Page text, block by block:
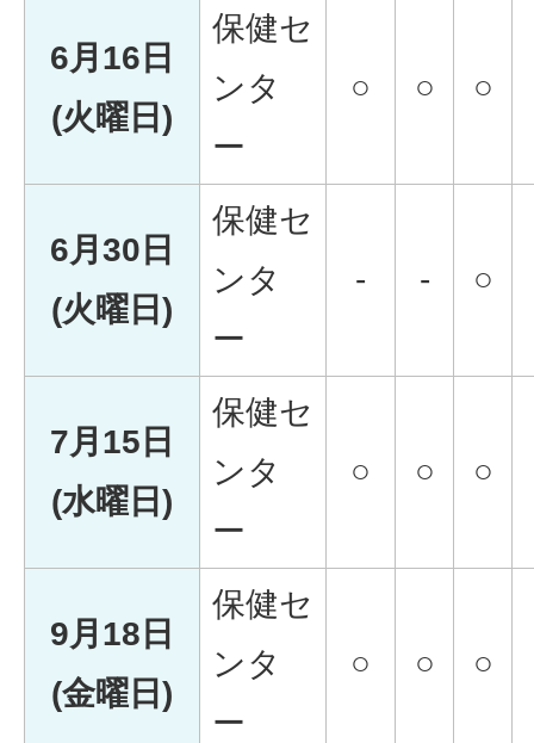
6月16日
(火曜日)
保健セ
ンタ
ー
○ ○ ○
6月30日
(火曜日)
保健セ
ンタ
ー
- - ○
7月15日
(水曜日)
保健セ
ンタ
ー
○ ○ ○
9月18日
(金曜日)
保健セ
ンタ
ー
○ ○ ○